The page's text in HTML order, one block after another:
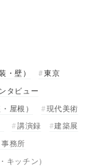
・壁）
東京
タビュー
屋根）
現代美術
講演録
建築展
事務所
キッチン）